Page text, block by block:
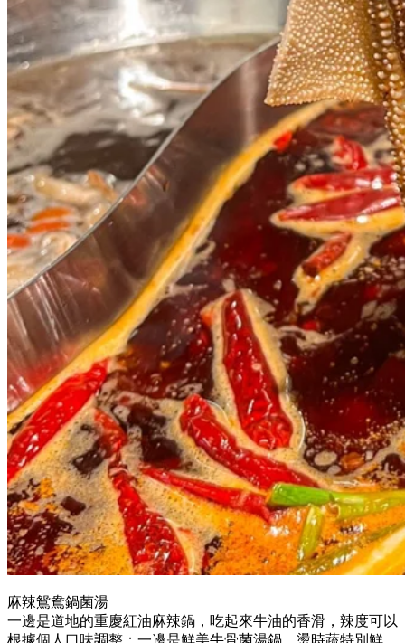
麻辣鴛鴦鍋菌湯
一邊是道地的重慶紅油麻辣鍋，吃起來牛油的香滑，辣度可以